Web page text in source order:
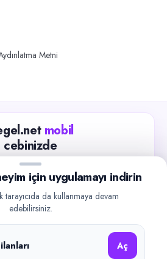
Metni
mobil
cebinizde
takip edin, işverenlerle hızlıca
iletişime geçin.
Google Play
için uygulamayı indirin
tarayıcıda da kullanmaya devam
edebilirsiniz.
Aç